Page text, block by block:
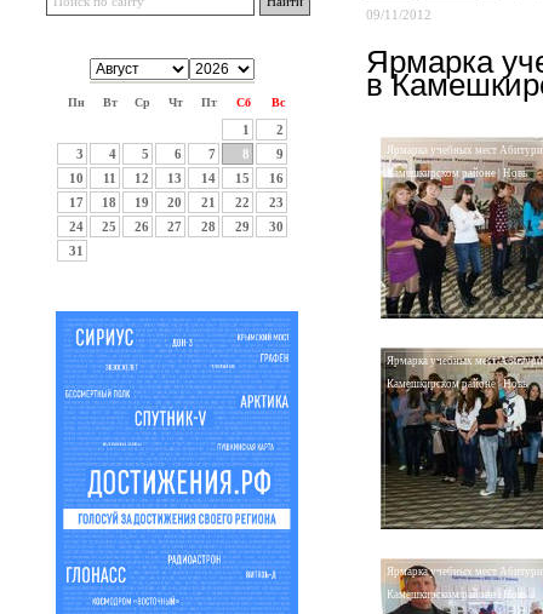
Пн Вт Ср Чт Пт Сб Вс
1
2
3
4 5 6 7 8
9
10
11 12 13 14 15
16
17
18 19 20 21 22
23
24
25 26 27 28 29
30
31
09/11/2012
Ярмарка
в
Ярмарка учебных мест
Камешкирском районе | Новь
Ярмарка учебных мест
Камешкирском районе | Новь
Ярмарка учебных мест
Камешкирском районе | Новь